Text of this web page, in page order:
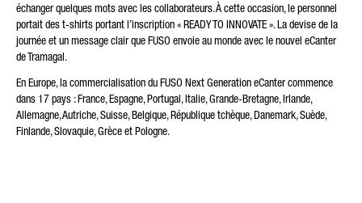
échanger quelques mots avec les collaborateurs. À cette occasion, le personnel
portait des t-shirts portant l’inscription « READY TO INNOVATE ». La devise de la
journée et un message clair que FUSO envoie au monde avec le nouvel eCanter
de Tramagal.
En Europe, la commercialisation du FUSO Next Generation eCanter commence
dans 17 pays : France, Espagne, Portugal, Italie, Grande-Bretagne, Irlande,
Allemagne, Autriche, Suisse, Belgique, République tchèque, Danemark, Suède,
Finlande, Slovaquie, Grèce et Pologne.